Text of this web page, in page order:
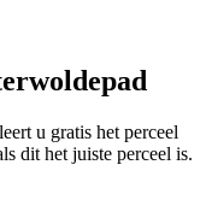
u gratis het perceel
dit het juiste perceel is.